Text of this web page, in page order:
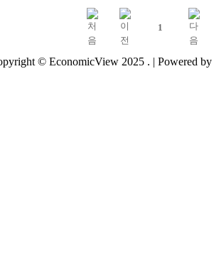
1
© EconomicView 2025 . | Powered by